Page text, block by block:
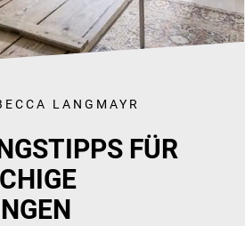
LANGMAYR
FÜR
V